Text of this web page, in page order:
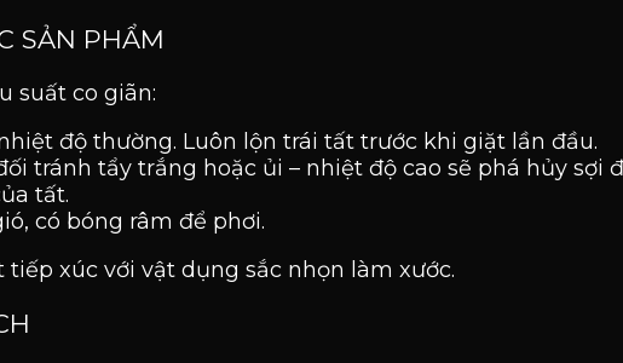
SẢN PHẨM
suất co giãn:
độ thường. Luôn lộn trái tất trước khi giặt lần đầu.
tránh tẩy trắng hoặc ủi – nhiệt độ cao sẽ phá hủy sợi
tất.
có bóng râm để phơi.
tiếp xúc với vật dụng sắc nhọn làm xước.